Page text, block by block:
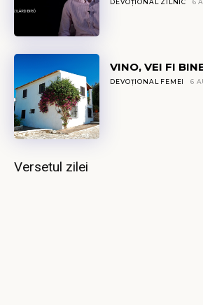
DEVOȚIONAL ZILNIC 6
VINO, VEI FI
DEVOȚIONAL FEMEI 6
Versetul zilei